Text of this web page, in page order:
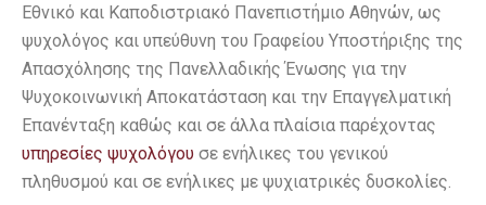
Εθνικό και Καποδιστριακό Πανεπιστήμιο Αθηνών, ως
ψυχολόγος και υπεύθυνη του Γραφείου Υποστήριξης της
Απασχόλησης της Πανελλαδικής Ένωσης για την
Ψυχοκοινωνική Αποκατάσταση και την Επαγγελματική
Επανένταξη καθώς και σε άλλα πλαίσια παρέχοντας
υπηρεσίες ψυχολόγου σε ενήλικες του γενικού
πληθυσμού και σε ενήλικες με ψυχιατρικές δυσκολίες.